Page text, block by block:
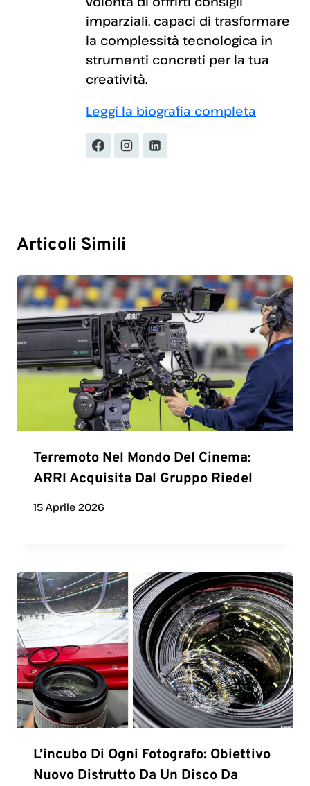
imparziali, capaci di trasformare
la complessità tecnologica in
strumenti concreti per la tua
creatività.
Leggi la biografia completa
Articoli Simili
Terremoto Nel Mondo Del Cinema:
ARRI Acquisita Dal Gruppo Riedel
15 Aprile 2026
L’incubo Di Ogni Fotografo: Obiettivo
Nuovo Distrutto Da Un Disco Da